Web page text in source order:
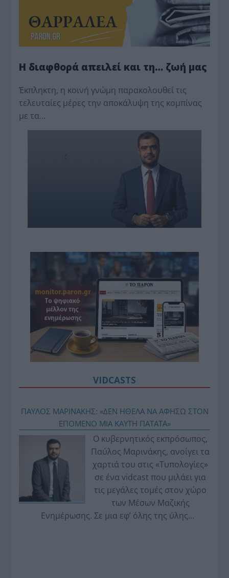
Η διαφθορά απειλεί και τη… ζωή μας
Έκπληκτη, η κοινή γνώμη παρακολουθεί τις
τελευταίες μέρες την αποκάλυψη της κο­μπίνας
με τα…
VIDCASTS
ΠΑΥΛΟΣ ΜΑΡΙΝΑΚΗΣ: «ΔΕΝ ΗΘΕΛΑ ΝΑ ΑΦΗΣΩ ΣΤΟΝ
ΕΠΟΜΕΝΟ ΜΙΑ ΚΑΥΤΗ ΠΑΤΑΤΑ»
Ο κυβερνητικός εκπρόσωπος,
Παύλος Μαρινάκης, ανοίγει τα
χαρτιά του στις «Τυπολογίες»
σε ένα vidcast που μιλάει για
τις μεγάλες τομές στον χώρο
των Μέσων Μαζικής
Ενημέρωσης. Σε μια εφ’ όλης της ύλης